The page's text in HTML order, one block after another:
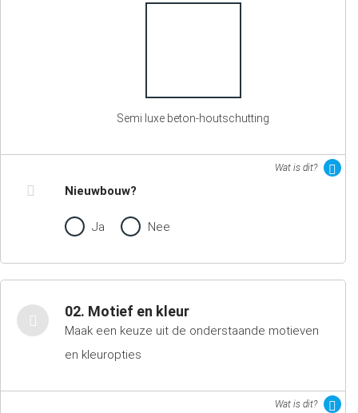
Semi luxe beton-houtschutting
Wat is dit?
Nieuwbouw?
Ja Nee
02. Motief en kleur
Maak een keuze uit de onderstaande motieven
en kleuropties
Wat is dit?